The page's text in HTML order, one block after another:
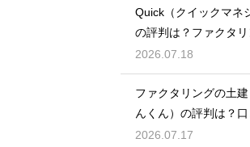
Quick（クイックマネ
の評判は？ファクタリ
ミ検証
2026.07.18
ファクタリングの土
んくん）の評判は？口
態を徹底解説
2026.07.17